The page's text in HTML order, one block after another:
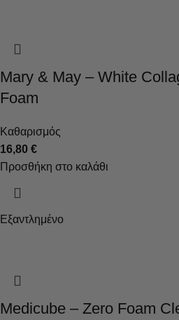
Mary & May – White
Foam
Καθαρισμός
16,80 €
Προσθήκη στο καλάθι
Εξαντλημένο
Medicube – Zero Foam